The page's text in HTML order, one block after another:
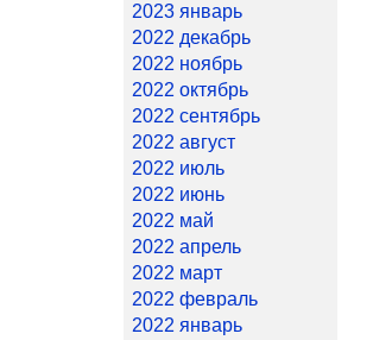
2023 январь
2022 декабрь
2022 ноябрь
2022 октябрь
2022 сентябрь
2022 август
2022 июль
2022 июнь
2022 май
2022 апрель
2022 март
2022 февраль
2022 январь